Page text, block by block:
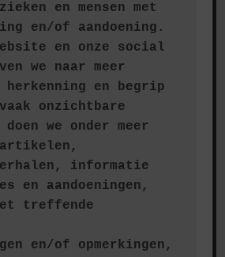
en mensen met
en/of aandoening.
en onze social
we naar meer
herkenning en begrip
onzichtbare
we onder meer
informatie
en aandoeningen,
treffende
en/of opmerkingen,